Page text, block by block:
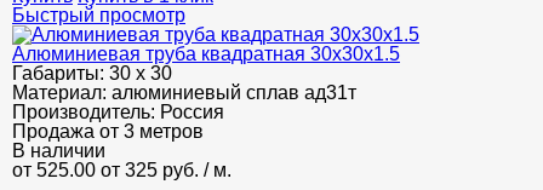
Быстрый просмотр
Алюминиевая труба квадратная 30х30х1.5
Габариты: 30 х 30
Материал: алюминиевый сплав ад31т
Производитель: Россия
Продажа от 3 метров
В наличии
от 525.00 от 325 руб. / м.